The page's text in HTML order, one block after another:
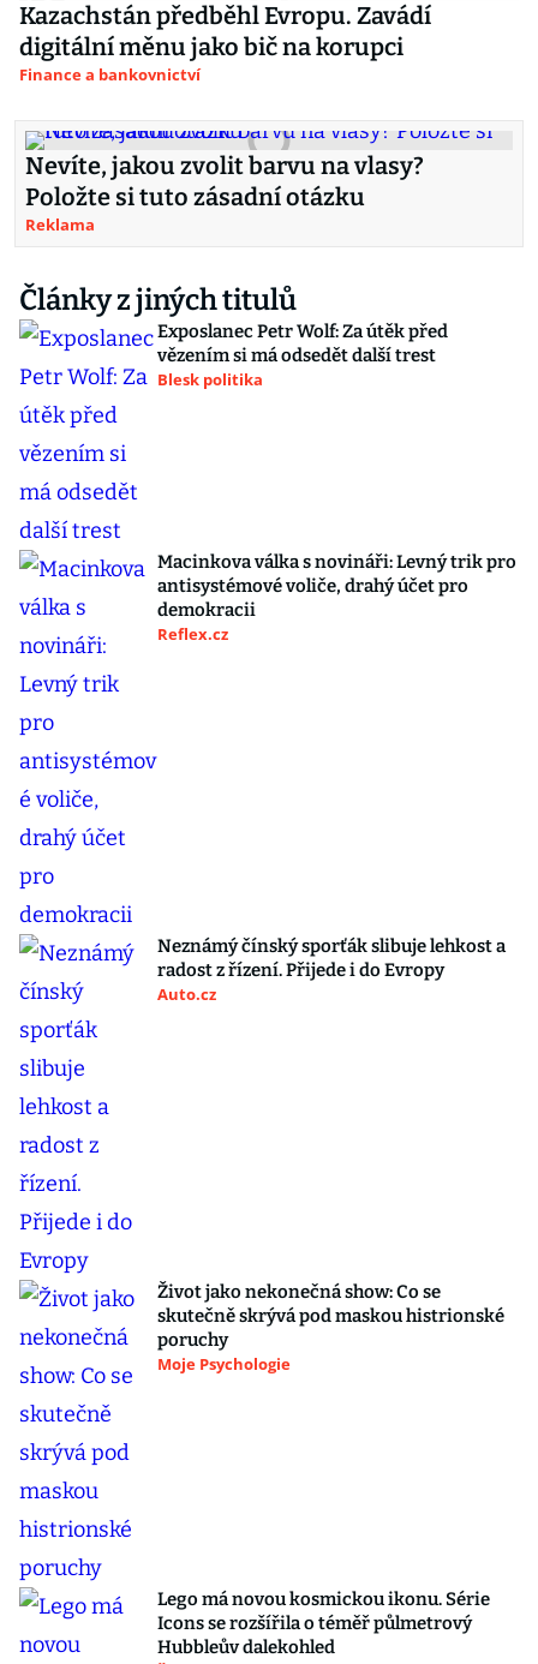
Kazachstán předběhl Evropu. Zavádí
digitální měnu jako bič na korupci
Finance a bankovnictví
Nevíte, jakou zvolit barvu na vlasy?
Položte si tuto zásadní otázku
Reklama
Články z jiných titulů
Exposlanec Petr Wolf: Za útěk před
vězením si má odsedět další trest
Blesk politika
Macinkova válka s novináři: Levný trik pro
antisystémové voliče, drahý účet pro
demokracii
Reflex.cz
Neznámý čínský sporťák slibuje lehkost a
radost z řízení. Přijede i do Evropy
Auto.cz
Život jako nekonečná show: Co se
skutečně skrývá pod maskou histrionské
poruchy
Moje Psychologie
Lego má novou kosmickou ikonu. Série
Icons se rozšířila o téměř půlmetrový
Hubbleův dalekohled